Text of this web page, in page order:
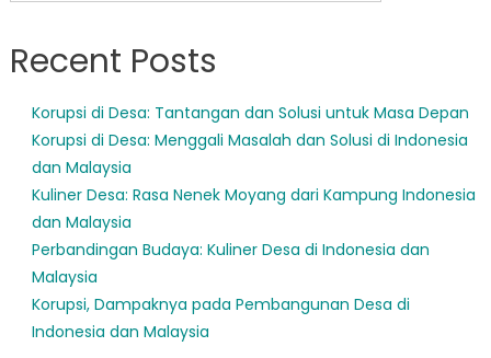
Recent Posts
Korupsi di Desa: Tantangan dan Solusi untuk Masa Depan
Korupsi di Desa: Menggali Masalah dan Solusi di Indonesia
dan Malaysia
Kuliner Desa: Rasa Nenek Moyang dari Kampung Indonesia
dan Malaysia
Perbandingan Budaya: Kuliner Desa di Indonesia dan
Malaysia
Korupsi, Dampaknya pada Pembangunan Desa di
Indonesia dan Malaysia